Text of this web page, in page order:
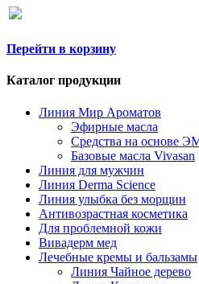
Перейти в корзину
Каталог продукции
Линия Мир Ароматов
Эфирные масла
Средства на основе
Базовые масла Vivasan
Линия для мужчин
Линия Derma Science
Линия улыбка без морщин
Антивозрастная косметика
Для проблемной кожи
Вивадерм мед
Лечебные кремы и бальзамы
Линия Чайное дерево